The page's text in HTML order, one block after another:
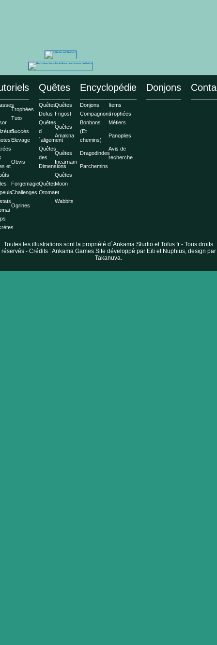
Trophées
Tuto
Forgemagie
Succès
Challenges
Elevage
Ogrines
et
Obvis
Quêtes
Quêtes
Dofus
Quêtes
des
Dimensions
Quêtes
Frigost
Quêtes
Incarnam
Quêtes
d
´aligement
Quêtes
Otomaï
Quêtes
Amakna
Quêtes
Moon
et
Wabbits
Encyclopédie
Donjons
(Et
chemins)
Items
Panoplies
Compagnons
Dragodindes
Trophées
Avis de
recherche
Bonbons
Parchemins
Métiers
Donjons
Toutes les illustrations sont la propriété d´Ankama Studio et Tofus.fr - Tous droits
réservés - Crédits : Ankama Games Site développé par Eiti et Nuphius, design par
Takanuva.